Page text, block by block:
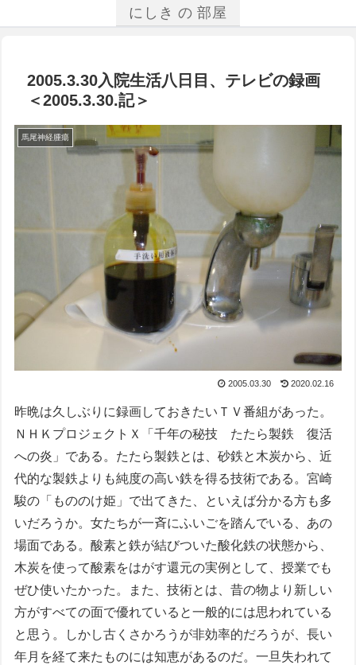
にしき の 部屋
2005.3.30入院生活八日目、テレビの録画
＜2005.3.30.記＞
馬尾神経腫瘍
2005.03.30 2020.02.16
昨晩は久しぶりに録画しておきたいＴＶ番組があった。
ＮＨＫプロジェクトＸ「千年の秘技 たたら製鉄 復活
への炎」である。たたら製鉄とは、砂鉄と木炭から、近
代的な製鉄よりも純度の高い鉄を得る技術である。宮崎
駿の「もののけ姫」で出てきた、といえば分かる方も多
いだろうか。女たちが一斉にふいごを踏んでいる、あの
場面である。酸素と鉄が結びついた酸化鉄の状態から、
木炭を使って酸素をはがす還元の実例として、授業でも
ぜひ使いたかった。また、技術とは、昔の物より新しい
方がすべての面で優れていると一般的には思われている
と思う。しかし古くさかろうが非効率的だろうが、長い
年月を経て来たものには知恵があるのだ。一旦失われて